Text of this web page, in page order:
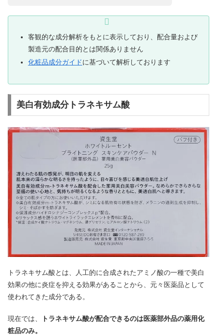
客観的な成分解析をもとに表示しており、配合量および
製造元の配合目的とは関係ありません
化粧品成分ガイドに基づいて解析しております
美白有効成分トラネキサム酸
トラネキサム酸とは、人工的に合成されたアミノ酸の一種で美白
効果の他に炎症を抑える効果があることから、元々医薬品として
使われてきた成分である。
現在では、
トラネキサム酸が配合できるのは医薬部外品の薬用化
粧品のみ。